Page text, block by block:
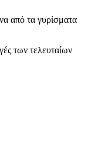
από τα γυρίσματα
των τελευταίων